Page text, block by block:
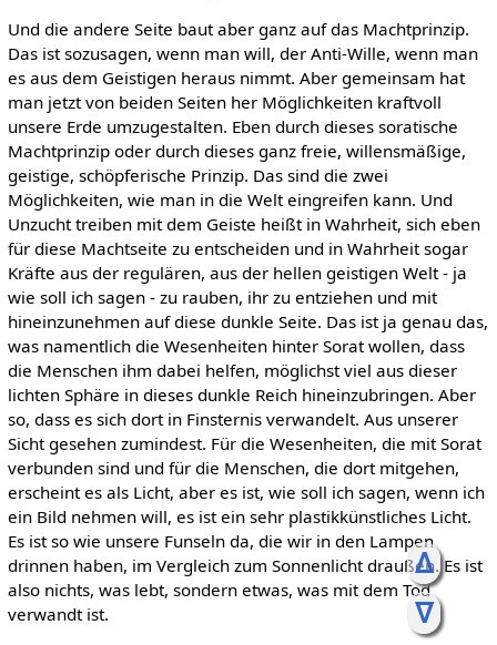
ᐃ
ᐁ
Und die andere Seite baut aber ganz auf das Machtprinzip.
Das ist sozusagen, wenn man will, der Anti-Wille, wenn man
es aus dem Geistigen heraus nimmt. Aber gemeinsam hat
man jetzt von beiden Seiten her Möglichkeiten kraftvoll
unsere Erde umzugestalten. Eben durch dieses soratische
Machtprinzip oder durch dieses ganz freie, willensmäßige,
geistige, schöpferische Prinzip. Das sind die zwei
Möglichkeiten, wie man in die Welt eingreifen kann. Und
Unzucht treiben mit dem Geiste heißt in Wahrheit, sich eben
für diese Machtseite zu entscheiden und in Wahrheit sogar
Kräfte aus der regulären, aus der hellen geistigen Welt - ja
wie soll ich sagen - zu rauben, ihr zu entziehen und mit
hineinzunehmen auf diese dunkle Seite. Das ist ja genau das,
was namentlich die Wesenheiten hinter Sorat wollen, dass
die Menschen ihm dabei helfen, möglichst viel aus dieser
lichten Sphäre in dieses dunkle Reich hineinzubringen. Aber
so, dass es sich dort in Finsternis verwandelt. Aus unserer
Sicht gesehen zumindest. Für die Wesenheiten, die mit Sorat
verbunden sind und für die Menschen, die dort mitgehen,
erscheint es als Licht, aber es ist, wie soll ich sagen, wenn ich
ein Bild nehmen will, es ist ein sehr plastikkünstliches Licht.
Es ist so wie unsere Funseln da, die wir in den Lampen
drinnen haben, im Vergleich zum Sonnenlicht draußen. Es ist
also nichts, was lebt, sondern etwas, was mit dem Tod
verwandt ist.